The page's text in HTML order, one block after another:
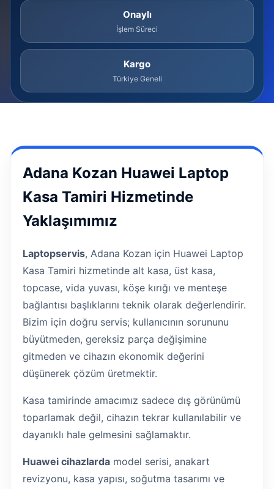
Onaylı
İşlem Süreci
Kargo
Türkiye Geneli
Adana Kozan Huawei Laptop
Kasa Tamiri Hizmetinde
Yaklaşımımız
Laptopservis, Adana Kozan için Huawei Laptop
Kasa Tamiri hizmetinde alt kasa, üst kasa,
topcase, vida yuvası, köşe kırığı ve menteşe
bağlantısı başlıklarını teknik olarak değerlendirir.
Bizim için doğru servis; kullanıcının sorununu
büyütmeden, gereksiz parça değişimine
gitmeden ve cihazın ekonomik değerini
düşünerek çözüm üretmektir.
Kasa tamirinde amacımız sadece dış görünümü
toparlamak değil, cihazın tekrar kullanılabilir ve
dayanıklı hale gelmesini sağlamaktır.
Huawei cihazlarda model serisi, anakart
revizyonu, kasa yapısı, soğutma tasarımı ve